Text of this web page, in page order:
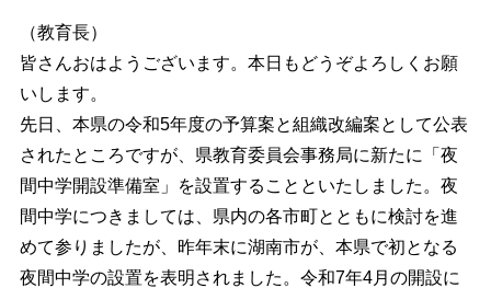
（教育長）
皆さんおはようございます。 本日もどうぞよろしくお願
いします。
先日、本県の令和5年度の予算案と組織改編案として公表
されたところですが、県教育委員会事務局に新たに「夜
間中学開設準備室」を設置することといたしました。夜
間中学につきましては、県内の各市町とともに検討を進
めて参りましたが、昨年末に湖南市が、本県で初となる
夜間中学の設置を表明されました。令和7年4月の開設に